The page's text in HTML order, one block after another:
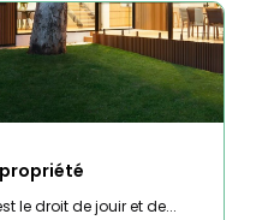
le droit de jouir et de...